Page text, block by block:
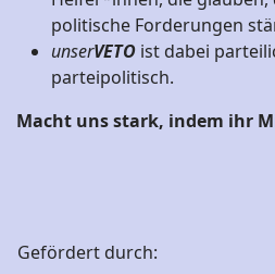
politische Forderungen
unserVETO ist dabei
parteipolitisch.
Macht uns stark, indem ihr
Gefördert durch: